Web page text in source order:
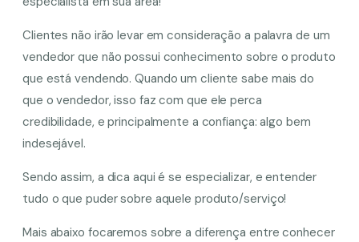
Clientes não irão levar em consideração a palavra de um
vendedor que não possui conhecimento sobre o produto
que está vendendo. Quando um cliente sabe mais do
que o vendedor, isso faz com que ele perca
credibilidade, e principalmente a confiança: algo bem
indesejável.
Sendo assim, a dica aqui é se especializar, e entender
tudo o que puder sobre aquele produto/serviço!
Mais abaixo focaremos sobre a diferença entre conhecer